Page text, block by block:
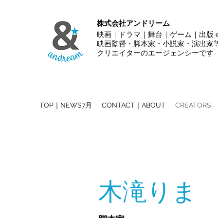
株式会社アンドリーム
映画｜ドラマ｜舞台｜ゲーム｜出版
映画監督・脚本家・小説家・演出家
クリエイターのエージェンシーです
TOP｜NEWS7月 CONTACT｜ABOUT CREATORS
木滝りま